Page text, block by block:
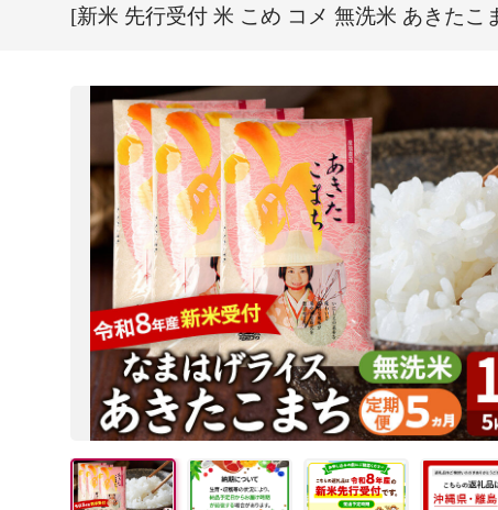
[新米 先行受付 米 こめ コメ 無洗米 あきた